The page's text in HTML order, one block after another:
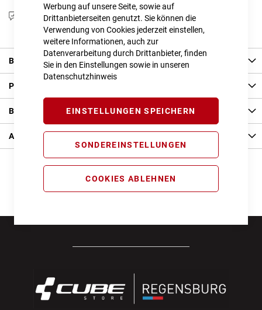
Werbung auf unsere Seite, sowie auf
Drittanbieterseiten genutzt. Sie können die
Verwendung von Cookies jederzeit einstellen,
weitere Informationen, auch zur
Datenverarbeitung durch Drittanbieter, finden
Sie in den Einstellungen sowie in unseren
Datenschutzhinweis
EINSTELLUNGEN SPEICHERN
SONDEREINSTELLUNGEN
COOKIES ABLEHNEN
Produktanfrage stellen
Beschreibung
Produkt Details
Bewertungen
Angaben zur Produktsicherheit